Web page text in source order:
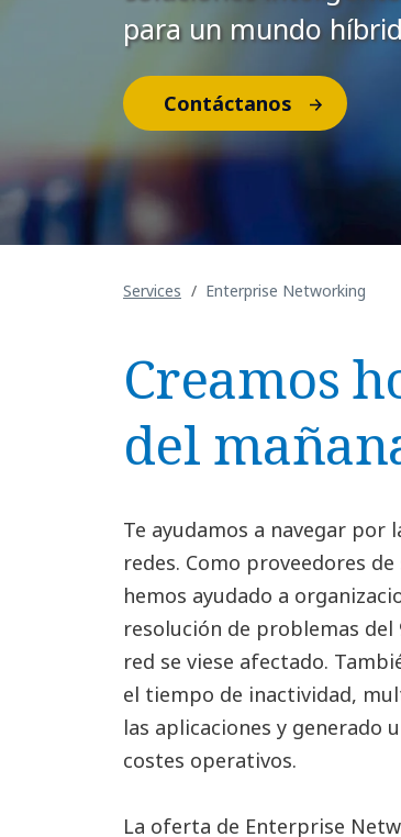
para un mundo
Contáctanos
Services Enterprise Networking
Creamos
del
Te ayudamos a navegar por
redes. Como proveedores
hemos ayudado a
resolución de problemas del
red se viese afectado.
el tiempo de inactividad,
las aplicaciones y generado
costes operativos.
La oferta de Enterprise